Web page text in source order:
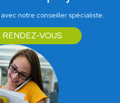
notre conseiller spécialiste.
VOUS